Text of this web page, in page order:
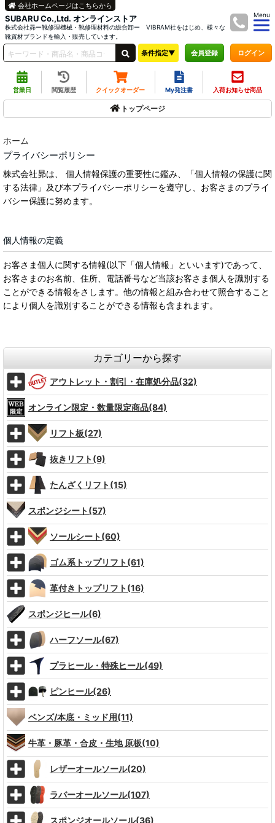
SUBARU Co.,Ltd. オンラインストア
株式会社昴ー靴修理機械・靴修理材料の総合卸ー VIBRAM社をはじめ、様々な
靴資材ブランドを輸入・販売しています。
Menu
会社ホームページはこちらから
条件指定▼ 会員登録 ログイン
営業日 閲覧履歴 クイックオーダー My発注書 入荷お知らせ商品
トップページ
ホーム
プライバシーポリシー
株式会社昴は、 個人情報保護の重要性に鑑み、「個人情報の保護に関
する法律」及び本プライバシーポリシーを遵守し、お客さまのプライ
バシー保護に努めます。
個人情報の定義
お客さま個人に関する情報(以下「個人情報」といいます)であって、
お客さまのお名前、住所、電話番号など当該お客さま個人を識別する
ことができる情報をさします。他の情報と組み合わせて照合すること
により個人を識別することができる情報も含まれます。
カテゴリーから探す
アウトレット・割引・在庫処分品(32)
オンライン限定・数量限定商品(84)
リフト板(27)
抜きリフト(9)
たんざくリフト(15)
スポンジシート(57)
ソールシート(60)
ゴム系トップリフト(61)
革付きトップリフト(16)
スポンジヒール(6)
ハーフソール(67)
プラヒール・特殊ヒール(49)
ピンヒール(26)
ベンズ/本底・ミッド用(11)
牛革・豚革・合皮・生地 原板(10)
レザーオールソール(20)
ラバーオールソール(107)
スポンジオールソール(36)